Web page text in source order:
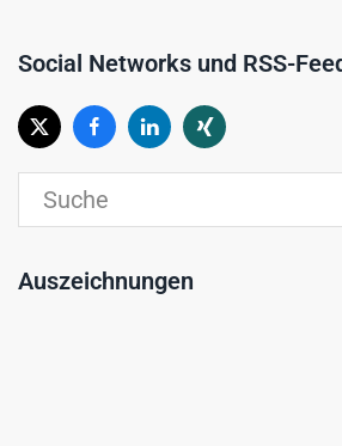
Social Networks und RSS-
Auszeichnungen